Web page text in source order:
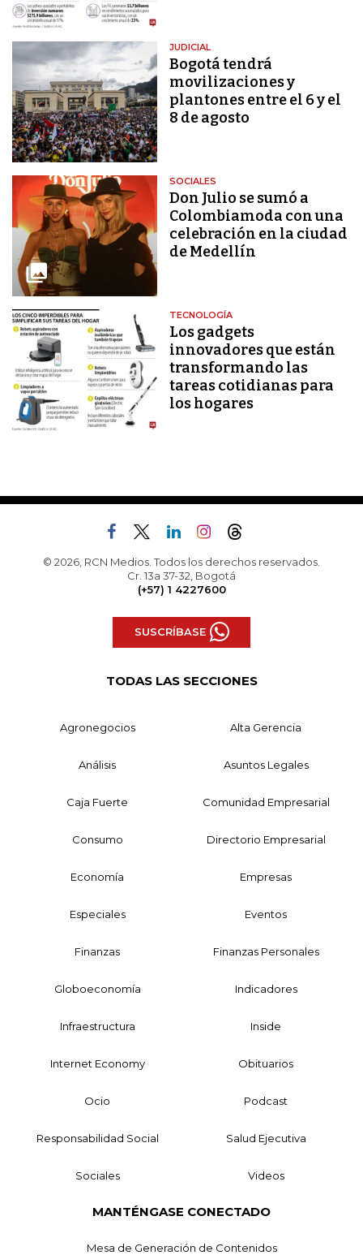
JUDICIAL
Bogotá tendrá
movilizaciones y
plantones entre el 6 y el
8 de agosto
SOCIALES
Don Julio se sumó a
Colombiamoda con una
celebración en la ciudad
de Medellín
TECNOLOGÍA
Los gadgets
innovadores que están
transformando las
tareas cotidianas para
los hogares
© 2026, RCN Medios. Todos los derechos reservados.
Cr. 13a 37-32, Bogotá
(+57) 1 4227600
SUSCRÍBASE
TODAS LAS SECCIONES
Agronegocios Alta Gerencia
Análisis Asuntos Legales
Caja Fuerte Comunidad Empresarial
Consumo Directorio Empresarial
Economía Empresas
Especiales Eventos
Finanzas Finanzas Personales
Globoeconomía Indicadores
Infraestructura Inside
Internet Economy Obituarios
Ocio Podcast
Responsabilidad Social Salud Ejecutiva
Sociales Videos
MANTÉNGASE CONECTADO
Mesa de Generación de Contenidos